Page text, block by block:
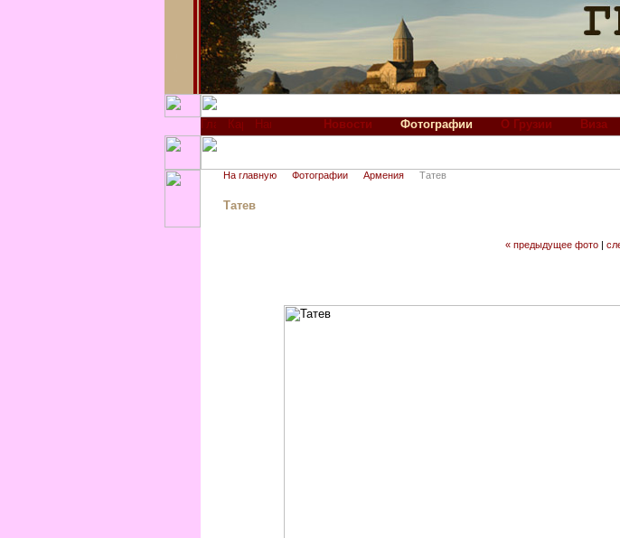
Новости Фотографии О Грузии Виза
На главную Фотографии Армения Татев
Татев
« предыдущее фото |